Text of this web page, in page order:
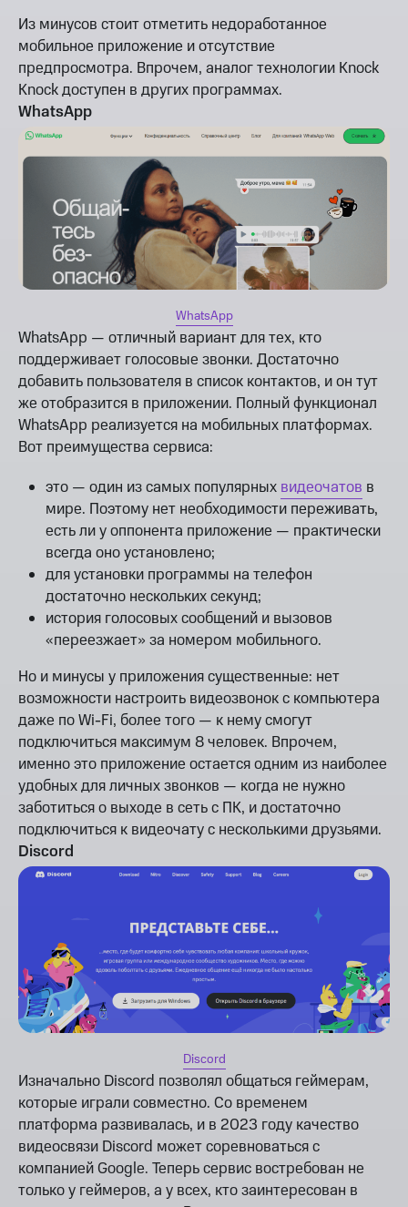
Из минусов стоит отметить недоработанное
мобильное приложение и отсутствие
предпросмотра. Впрочем, аналог технологии Knock
Knock доступен в других программах.
WhatsApp
WhatsApp
WhatsApp — отличный вариант для тех, кто
поддерживает голосовые звонки. Достаточно
добавить пользователя в список контактов, и он тут
же отобразится в приложении. Полный функционал
WhatsApp реализуется на мобильных платформах.
Вот преимущества сервиса:
это — один из самых популярных видеочатов в
мире. Поэтому нет необходимости переживать,
есть ли у оппонента приложение — практически
всегда оно установлено;
для установки программы на телефон
достаточно нескольких секунд;
история голосовых сообщений и вызовов
«переезжает» за номером мобильного.
Но и минусы у приложения существенные: нет
возможности настроить видеозвонок с компьютера
даже по Wi-Fi, более того — к нему смогут
подключиться максимум 8 человек. Впрочем,
именно это приложение остается одним из наиболее
удобных для личных звонков — когда не нужно
заботиться о выходе в сеть с ПК, и достаточно
подключиться к видеочату с несколькими друзьями.
Discord
Discord
Изначально Discord позволял общаться геймерам,
которые играли совместно. Со временем
платформа развивалась, и в 2023 году качество
видеосвязи Discord может соревноваться с
компанией Google. Теперь сервис востребован не
только у геймеров, а у всех, кто заинтересован в